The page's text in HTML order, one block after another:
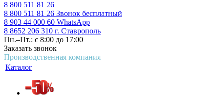
8 800 511 81 26
8 800 511 81 26 Звонок бесплатный
8 903 44 000 60 WhatsАpp
8 8652 206 310 г. Ставрополь
Пн.–Пт.: с 8:00 до 17:00
Заказать звонок
Производственная компания
Каталог